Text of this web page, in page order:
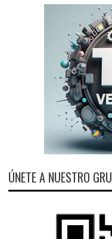
ÚNETE A NUESTRO